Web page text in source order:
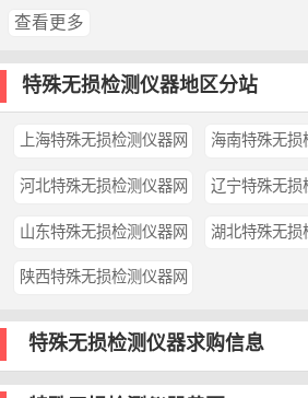
查看更多
特殊无损检测仪器地区分站
上海特殊无损检测仪器网 海南特殊无损
河北特殊无损检测仪器网 辽宁特殊无损
山东特殊无损检测仪器网 湖北特殊无损
陕西特殊无损检测仪器网
特殊无损检测仪器求购信息